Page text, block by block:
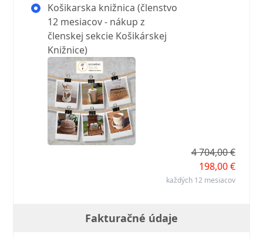
Košikarska knižnica (členstvo
12 mesiacov - nákup z
členskej sekcie Košikárskej
Knižnice)
4 704,00 €
198,00 €
každých 12 mesiacov
Fakturačné údaje